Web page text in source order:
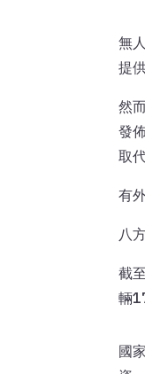
無
提
然
發
取
有
八
截
輛
國